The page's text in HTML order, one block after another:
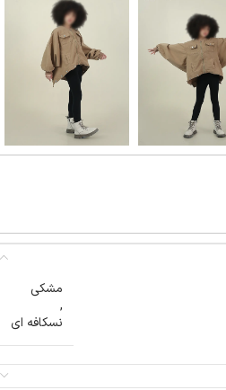
مشکی
,
نسکافه ای